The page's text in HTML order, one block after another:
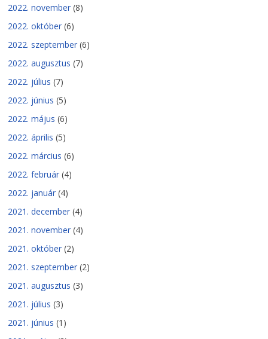
2022. november (8)
2022. október (6)
2022. szeptember (6)
2022. augusztus (7)
2022. július (7)
2022. június (5)
2022. május (6)
2022. április (5)
2022. március (6)
2022. február (4)
2022. január (4)
2021. december (4)
2021. november (4)
2021. október (2)
2021. szeptember (2)
2021. augusztus (3)
2021. július (3)
2021. június (1)